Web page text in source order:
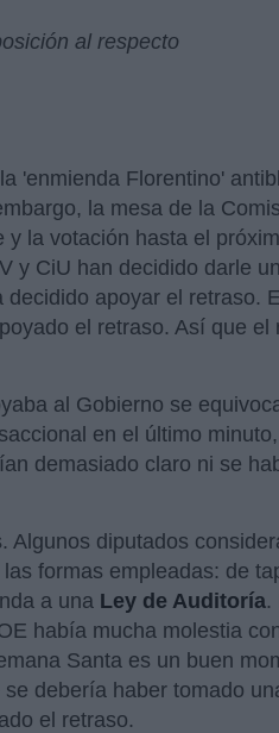
al respecto
'enmienda Florentino'
la mesa de la
y la votación hasta el
y CiU han decidido darle
apoyar el retraso.
el retraso. Así que el
al Gobierno se
en el último
demasiado claro ni se
Algunos diputados
formas empleadas: de
a una Ley de Auditoría.
había mucha molestia
Santa es un buen
debería haber tomado
el retraso.